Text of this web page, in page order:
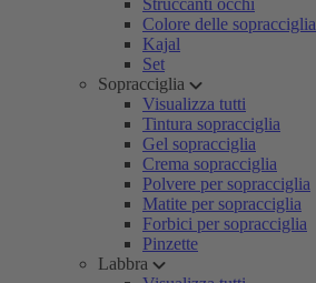
Struccanti occhi
Colore delle sopracciglia
Kajal
Set
Sopracciglia
Visualizza tutti
Tintura sopracciglia
Gel sopracciglia
Crema sopracciglia
Polvere per sopracciglia
Matite per sopracciglia
Forbici per sopracciglia
Pinzette
Labbra